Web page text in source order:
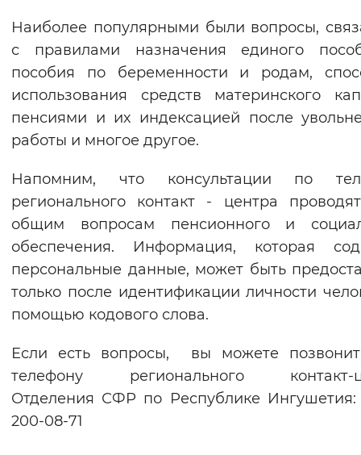
Изображения
Включены Выключены
Вернуть стандартные настройки
Наиболее популярными были вопросы,
с правилами назначения единого
пособия по беременности и родам,
использования средств материнского
пенсиями и их индексацией после
работы и многое другое.
Напомним, что консультации по
регионального контакт - центра
общим вопросам пенсионного и
обеспечения. Информация, которая
персональные данные, может быть
только после идентификации личности
помощью кодового слова.
Если есть вопросы, вы можете
телефону регионального контакт-
Отделения СФР по Республике
200-08-71